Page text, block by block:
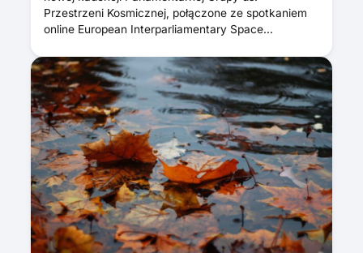
Przestrzeni Kosmicznej, połączone ze spotkaniem
online European Interparliamentary Space…